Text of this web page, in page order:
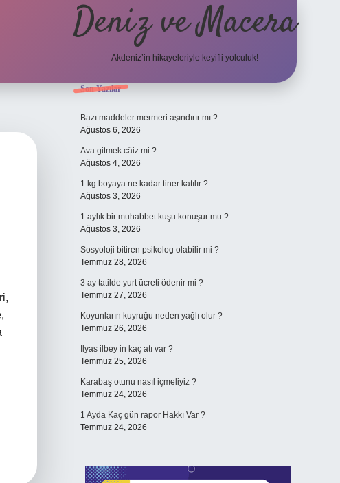
Deniz ve Macera
Akdeniz’in hikayeleriyle keyifli yolculuk!
Sidebar
Son Yazılar
Bazı maddeler mermeri aşındırır mı ?
Ağustos 6, 2026
Ava gitmek câiz mi ?
Ağustos 4, 2026
1 kg boyaya ne kadar tiner katılır ?
Ağustos 3, 2026
1 aylık bir muhabbet kuşu konuşur mu ?
Ağustos 3, 2026
Sosyoloji bitiren psikolog olabilir mi ?
Temmuz 28, 2026
3 ay tatilde yurt ücreti ödenir mi ?
Temmuz 27, 2026
Koyunların kuyruğu neden yağlı olur ?
Temmuz 26, 2026
Ilyas ilbey in kaç atı var ?
Temmuz 25, 2026
Karabaş otunu nasıl içmeliyiz ?
Temmuz 24, 2026
1 Ayda Kaç gün rapor Hakkı Var ?
Temmuz 24, 2026